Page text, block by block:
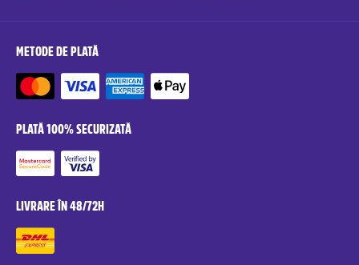
METODE DE PLATĂ
PLATĂ 100% SECURIZATĂ
LIVRARE ÎN 48/72H